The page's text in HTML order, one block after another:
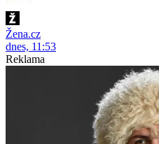
Žena.cz
dnes, 11:53
Reklama